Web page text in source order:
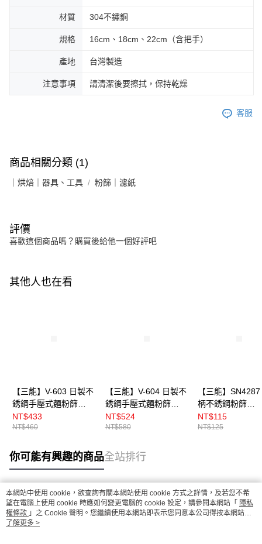
材質 304不鏽鋼
規格 16cm、18cm、22cm（含把手）
產地 台灣製造
注意事項 請清潔後要擦拭，保持乾燥
客服
商品相關分類 (1)
｜烘焙｜器具、工具 粉篩｜濾紙
評價
喜歡這個商品嗎？購買後給他一個好評吧
其他人也在看
【三能】V-603 日製不
銹鋼手壓式麵粉篩
（小）
NT$433
NT$460
【三能】V-604 日製不
銹鋼手壓式麵粉篩
（大）
NT$524
NT$580
【三能】
柄不銹鋼粉篩
8cm（中）
NT$115
NT$125
你可能有興趣的商品全站排行
熱門標籤
本網站中使用 cookie，欲查詢有關本網站使用 cookie 方式之詳情，及若您不希
望在電腦上使用 cookie 時應如何變更電腦的 cookie 設定，請參閱本網站「 隱私
權條款 」之 Cookie 聲明。您繼續使用本網站即表示您同意本公司得按本網站使
用條款之 Cookie 聲明使用 cookie。
了解更多 >